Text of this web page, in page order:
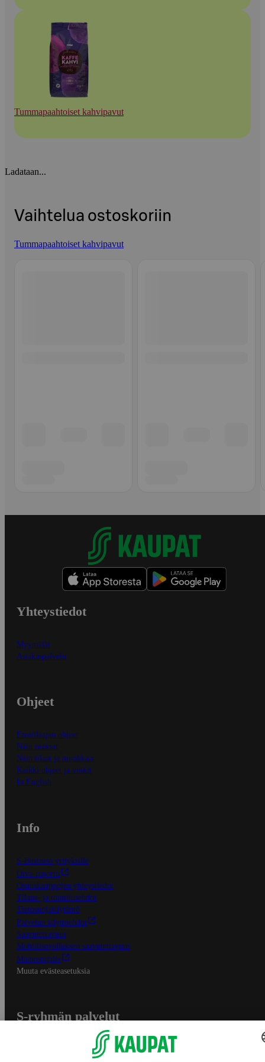
Tummapaahtoiset kahvipavut
Ladataan...
Vaihtelua ostoskoriin
Tummapaahtoiset kahvipavut
Yhteystiedot
Myymälät
Asiakaspalvelu
Ohjeet
Ensitilaajan ohjeet
Näin maksat
Näin tilaat ja muokkaat
Kaikki ohjeet ja vinkit
In English
Info
S-Business yrityksille
Oiva-raportit
Osuuskauppojen yhteystiedot
Tilaus- ja toimitusehdot
Tietosuojakäytäntö
Palvelun käyttöehdot
Saavutettavuus
Mobiilisovelluksen saavutettavuus
Mainostajalle
Muuta evästeasetuksia
S-ryhmän palvelut